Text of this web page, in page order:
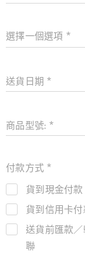
選擇一個選項
送貨日期
商品型號:
付款方式
貨到現金付款
貨到信用卡付
送貨前匯款
聯